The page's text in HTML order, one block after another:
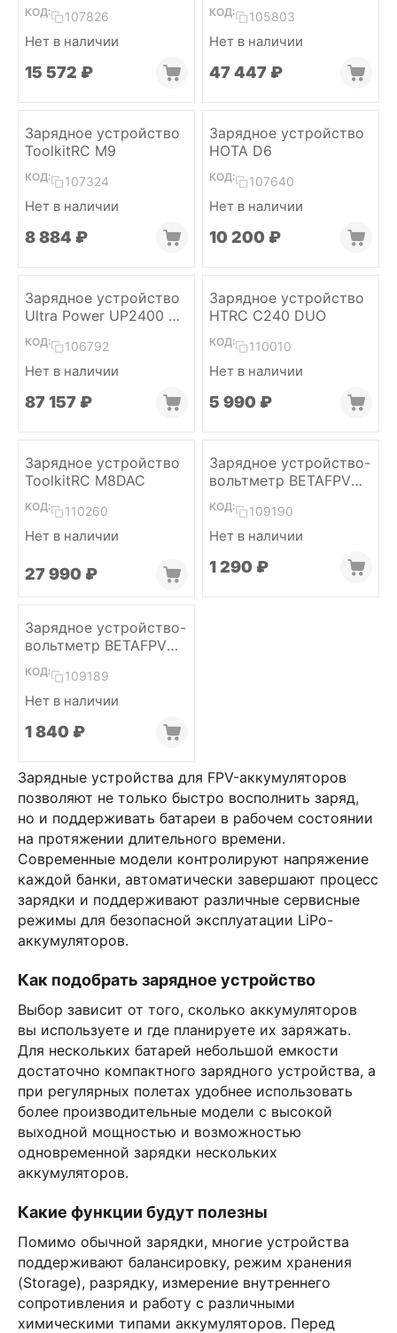
Зарядные устройства для FPV-аккумуляторов
позволяют не только быстро восполнить заряд,
но и поддерживать батареи в рабочем состоянии
на протяжении длительного времени.
Современные модели контролируют напряжение
каждой банки, автоматически завершают процесс
зарядки и поддерживают различные сервисные
режимы для безопасной эксплуатации LiPo-
аккумуляторов.
Как подобрать зарядное устройство
Выбор зависит от того, сколько аккумуляторов
вы используете и где планируете их заряжать.
Для нескольких батарей небольшой емкости
достаточно компактного зарядного устройства, а
при регулярных полетах удобнее использовать
более производительные модели с высокой
выходной мощностью и возможностью
одновременной зарядки нескольких
аккумуляторов.
Какие функции будут полезны
Помимо обычной зарядки, многие устройства
поддерживают балансировку, режим хранения
(Storage), разрядку, измерение внутреннего
сопротивления и работу с различными
химическими типами аккумуляторов. Перед
КОД: 107826
Нет в наличии
15 572 ₽
AC 2-6S (2x600W)
КОД: 105803
Нет в наличии
47 447 ₽
Зарядное устройство
ToolkitRC M9
КОД: 107324
Нет в наличии
8 884 ₽
Зарядное устройство
HOTA D6
КОД: 107640
Нет в наличии
10 200 ₽
Зарядное устройство
Ultra Power UP2400 6S
(4x600W)
КОД: 106792
Нет в наличии
87 157 ₽
Зарядное устройство
HTRC C240 DUO
КОД: 110010
Нет в наличии
5 990 ₽
Зарядное устройство
ToolkitRC M8DAC
КОД: 110260
Нет в наличии
27 990 ₽
Зарядное устройство-
вольтметр BETAFPV
BT3.0
КОД: 109190
Нет в наличии
1 290 ₽
Зарядное устройство-
вольтметр BETAFPV
XH2.54 (with cable)
КОД: 109189
Нет в наличии
1 840 ₽